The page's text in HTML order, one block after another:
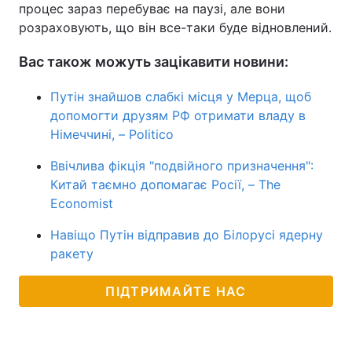
процес зараз перебуває на паузі, але вони
розраховують, що він все-таки буде відновлений.
Вас також можуть зацікавити новини:
Путін знайшов слабкі місця у Мерца, щоб
допомогти друзям РФ отримати владу в
Німеччині, – Politico
Ввічлива фікція "подвійного призначення":
Китай таємно допомагає Росії, – The
Economist
Навіщо Путін відправив до Білорусі ядерну
ракету
ПІДТРИМАЙТЕ НАС